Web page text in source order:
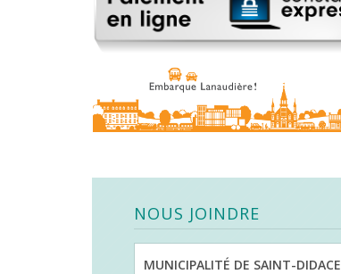
NOUS JOINDRE
MUNICIPALITÉ DE SAINT-DIDACE